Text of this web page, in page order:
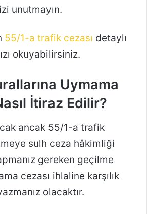
unutmayın.
55/1-a trafik cezası detaylı
okuyabilirsiniz.
Uymama
İtiraz Edilir?
ancak 55/1-a trafik
sulh ceza hâkimliği
gereken geçilme
cezası ihlaline karşılık
olacaktır.